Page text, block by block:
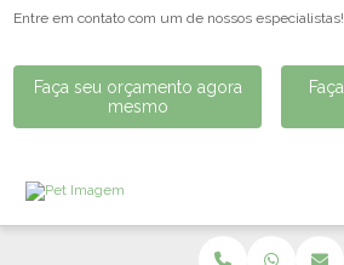
Entre em contato com um de nossos especialistas!
Faça seu orçamento agora
mesmo